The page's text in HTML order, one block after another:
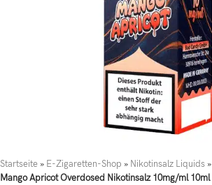
Startseite » E-Zigaretten-Shop » Nikotinsalz Liquids »
Mango Apricot Overdosed Nikotinsalz 10mg/ml 10ml